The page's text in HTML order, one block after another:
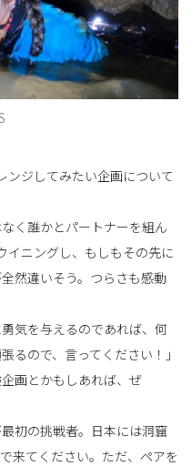
ンジしてみたい企画について
く誰かとパートナーを組ん
イニングし、もしもその先に
然違いそう。つらさも感動
気を与えるのであれば、何
るので、言ってください！」
画とかもしあれば、ぜ
初の挑戦者。日本には洞窟
来てください。ただ、ペアを